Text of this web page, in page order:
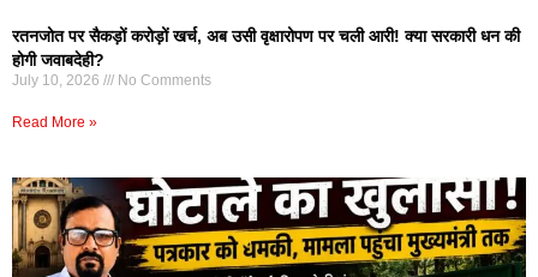
रतनजोत पर सैकड़ों करोड़ों खर्च, अब उसी वृक्षारोपण पर चली आरी! क्या सरकारी धन की
होगी जवाबदेही?
July 10, 2026 No Comments
Read More »